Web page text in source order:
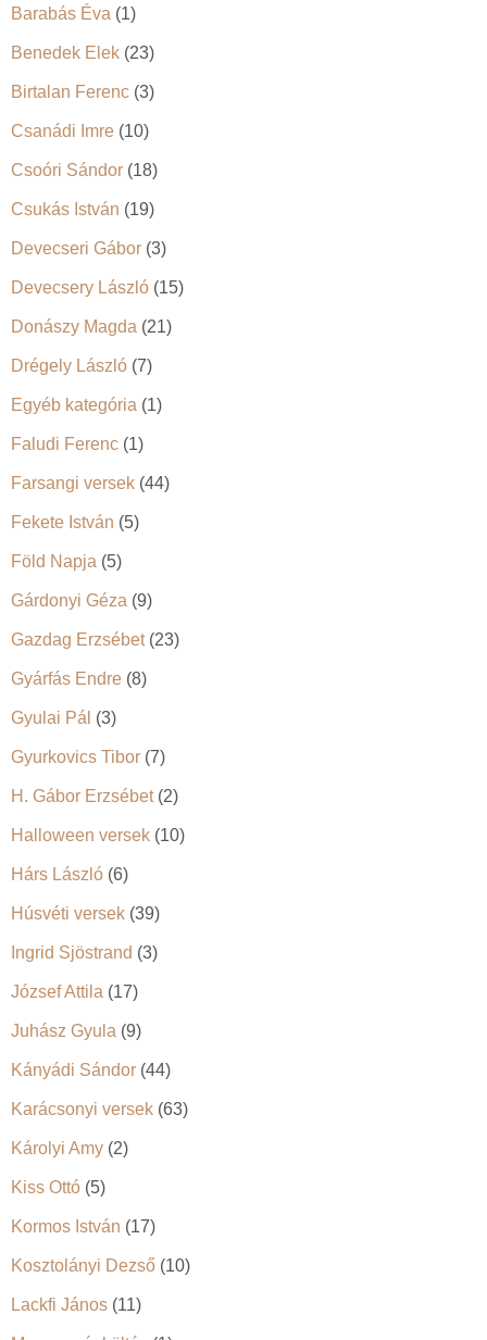
Barabás Éva (1)
Benedek Elek (23)
Birtalan Ferenc (3)
Csanádi Imre (10)
Csoóri Sándor (18)
Csukás István (19)
Devecseri Gábor (3)
Devecsery László (15)
Donászy Magda (21)
Drégely László (7)
Egyéb kategória (1)
Faludi Ferenc (1)
Farsangi versek (44)
Fekete István (5)
Föld Napja (5)
Gárdonyi Géza (9)
Gazdag Erzsébet(23)
Gyárfás Endre (8)
Gyulai Pál (3)
Gyurkovics Tibor (7)
H. Gábor Erzsébet(2)
Halloween versek (10)
Hárs László (6)
Húsvéti versek (39)
Ingrid Sjöstrand (3)
József Attila (17)
Juhász Gyula (9)
Kányádi Sándor (44)
Karácsonyi versek (63)
Károlyi Amy (2)
Kiss Ottó (5)
Kormos István (17)
Kosztolányi Dezső (10)
Lackfi János (11)